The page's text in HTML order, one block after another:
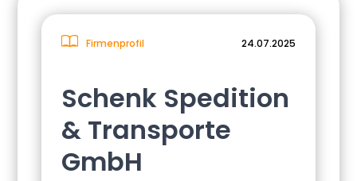
Firmenprofil 24.07.2025
Schenk Spedition
& Transporte
GmbH